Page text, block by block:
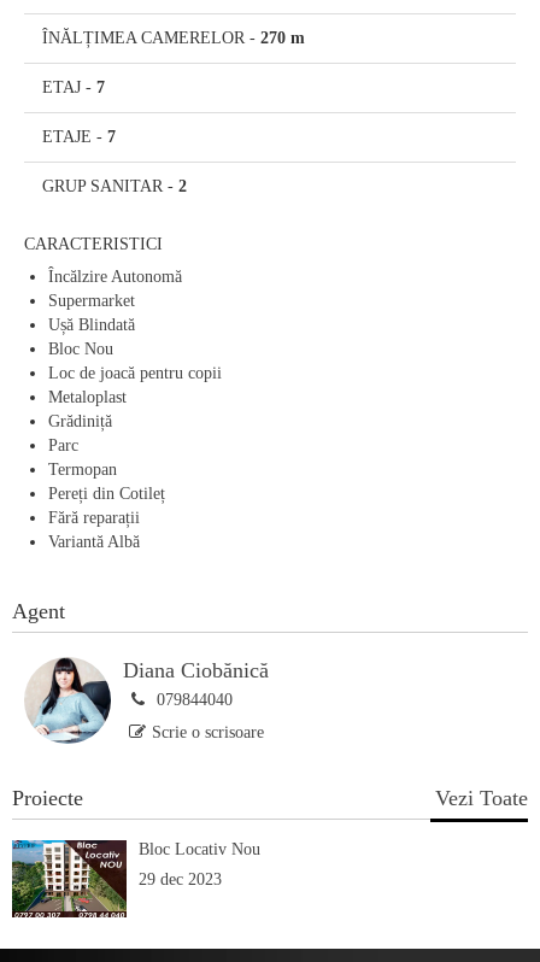
ÎNĂLȚIMEA CAMERELOR - 270 m
ETAJ - 7
ETAJE - 7
GRUP SANITAR - 2
CARACTERISTICI
Încălzire Autonomă
Supermarket
Ușă Blindată
Bloc Nou
Loc de joacă pentru copii
Metaloplast
Grădiniță
Parc
Termopan
Pereți din Cotileț
Fără reparații
Variantă Albă
Agent
Diana Ciobănică
079844040
Scrie o scrisoare
Proiecte Vezi Toate
Bloc Locativ Nou
29 dec 2023